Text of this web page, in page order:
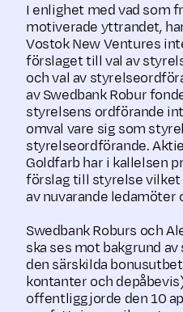
I enlighet med vad som
motiverade yttrandet,
Vostok New Ventures
förslaget till val av
och val av
av Swedbank Robur
styrelsens ordförande
omval vare sig som
styrelseordförande.
Goldfarb har i kallelsen
förslag till styrelse vilket
av nuvarande
Swedbank Roburs och
ska ses mot bakgrund
den särskilda
kontanter och
offentliggjorde den 10